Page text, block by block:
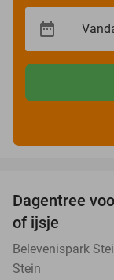
Dagentree
of ijsje
Belevenispark
Stein